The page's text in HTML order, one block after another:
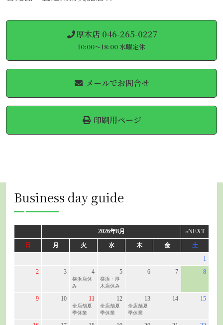
厚木店 046-265-0227
10:00～18:00 水曜定休
メールでお問合せ
印刷用ページ
Business day guide